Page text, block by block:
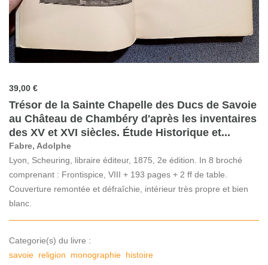
39,00 €
Trésor de la Sainte Chapelle des Ducs de Savoie
au Château de Chambéry d'après les inventaires
des XV et XVI siècles. Étude Historique et...
Fabre, Adolphe
Lyon, Scheuring, libraire éditeur, 1875, 2e édition. In 8 broché
comprenant : Frontispice, VIII + 193 pages + 2 ff de table.
Couverture remontée et défraîchie, intérieur très propre et bien
blanc.
Categorie(s) du livre :
savoie religion monographie histoire